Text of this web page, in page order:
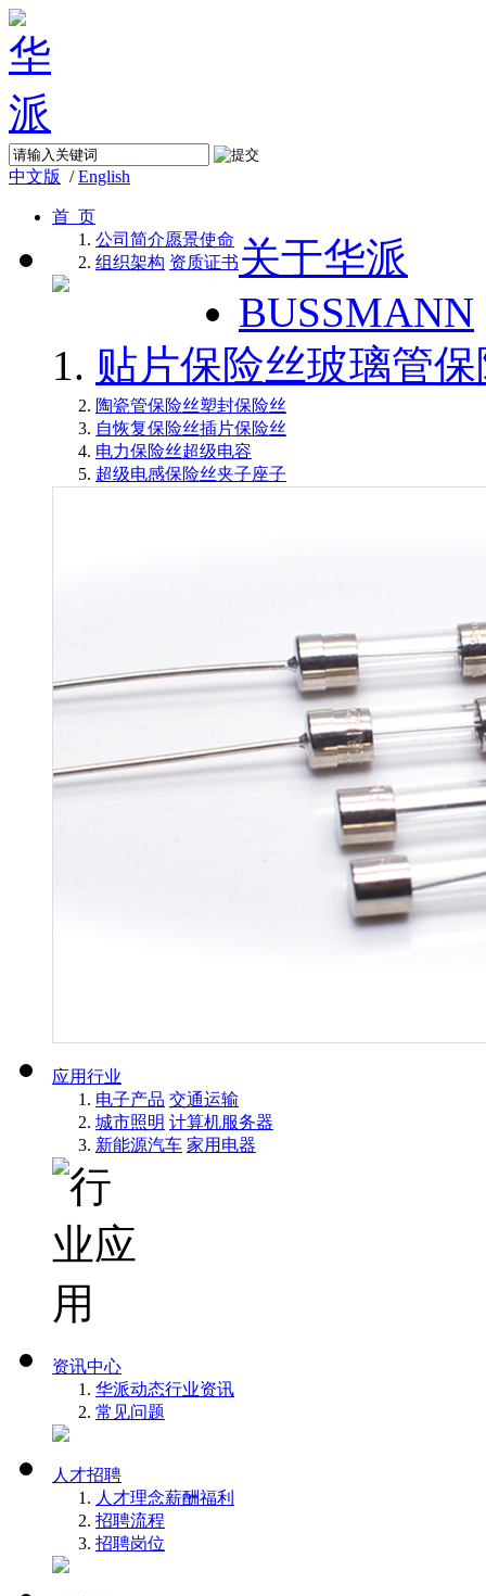
中文版 /English
首 页
关于华派
公司简介愿景使命
组织架构 资质证书
BUSSMANN
贴片保险丝玻璃管
陶瓷管保险丝塑封保险丝
自恢复保险丝插片保险丝
电力保险丝超级电容
超级电感保险丝夹子座子
应用行业
电子产品 交通运输
城市照明 计算机服务器
新能源汽车 家用电器
资讯中心
华派动态行业资讯
常见问题
人才招聘
人才理念薪酬福利
招聘流程
招聘岗位